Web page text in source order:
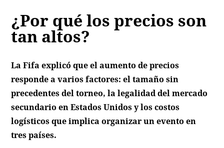
¿Por qué los precios son
tan altos?
La Fifa explicó que el aumento de precios
responde a varios factores: el tamaño sin
precedentes del torneo, la legalidad del mercado
secundario en Estados Unidos y los costos
logísticos que implica organizar un evento en
tres países.